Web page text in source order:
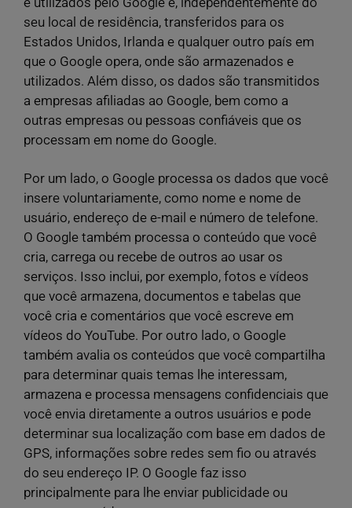
seu local de residência, transferidos para os
Estados Unidos, Irlanda e qualquer outro país em
que o Google opera, onde são armazenados e
utilizados. Além disso, os dados são transmitidos
a empresas afiliadas ao Google, bem como a
outras empresas ou pessoas confiáveis que os
processam em nome do Google.
Por um lado, o Google processa os dados que você
insere voluntariamente, como nome e nome de
usuário, endereço de e-mail e número de telefone.
O Google também processa o conteúdo que você
cria, carrega ou recebe de outros ao usar os
serviços. Isso inclui, por exemplo, fotos e vídeos
que você armazena, documentos e tabelas que
você cria e comentários que você escreve em
vídeos do YouTube. Por outro lado, o Google
também avalia os conteúdos que você compartilha
para determinar quais temas lhe interessam,
armazena e processa mensagens confidenciais que
você envia diretamente a outros usuários e pode
determinar sua localização com base em dados de
GPS, informações sobre redes sem fio ou através
do seu endereço IP. O Google faz isso
principalmente para lhe enviar publicidade ou